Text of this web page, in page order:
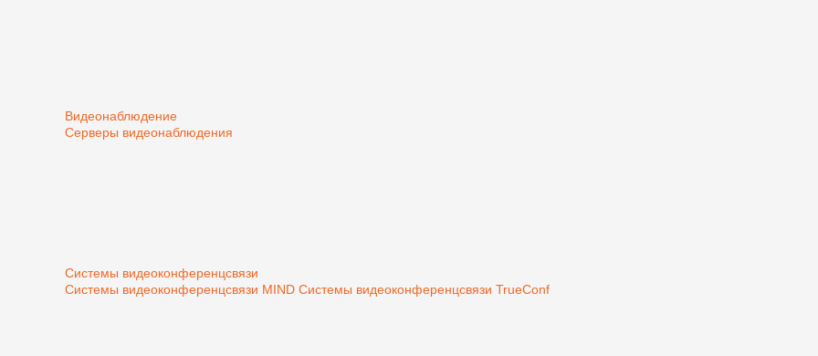
Видеонаблюдение
Серверы видеонаблюдения
Системы видеоконференцсвязи
Системы видеоконференцсвязи MIND Системы видеоконференцсвязи TrueConf